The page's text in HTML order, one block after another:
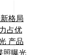
格局
占优
产品
照曝光